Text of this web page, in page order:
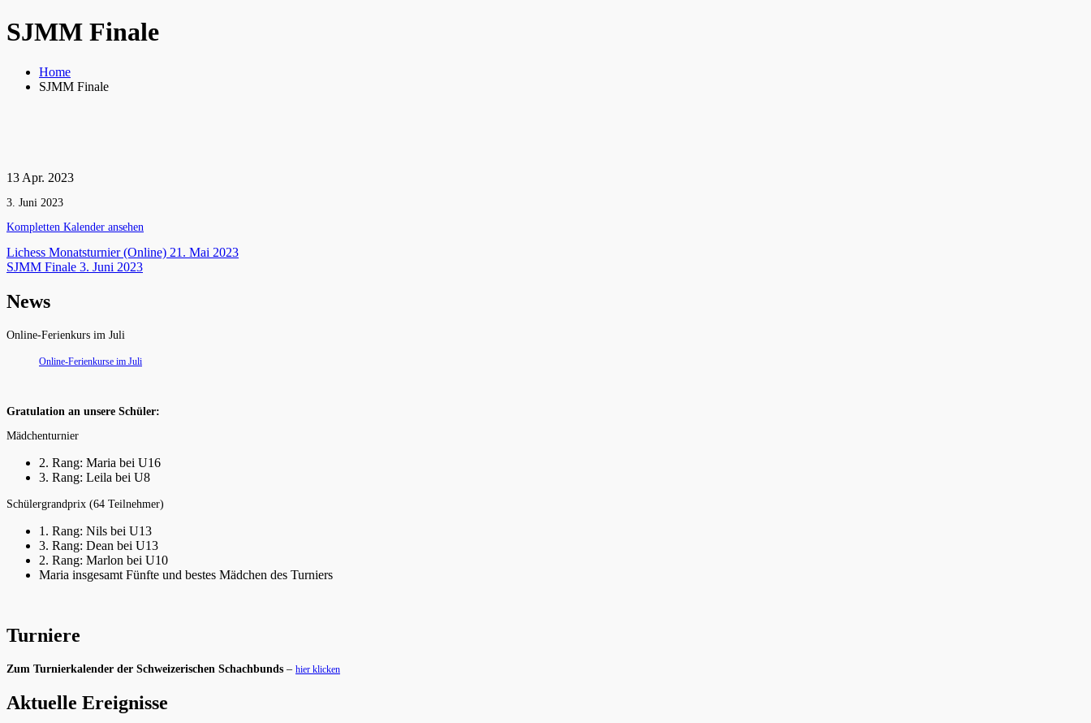
SJMM Finale
Home
SJMM Finale
13Apr. 2023
SJMM
3. Juni 2023
Kompletten Kalender ansehen
Beitragsnavigation
Lichess Monatsturnier (Online) 21. Mai 2023
SJMM Finale 3. Juni 2023
News
Online-Ferienkurs im Juli
Online-Ferienkurse im Juli
Gratulation an unsere Schüler:
Mädchenturnier
2. Rang: Maria bei U16
3. Rang: Leila bei U8
Schülergrandprix (64 Teilnehmer)
1. Rang: Nils bei U13
3. Rang: Dean bei U13
2. Rang: Marlon bei U10
Maria insgesamt Fünfte und bestes Mädchen des Turniers
Turniere
Zum Turnierkalender der Schweizerischen Schachbunds – hier klicken
Aktuelle Ereignisse